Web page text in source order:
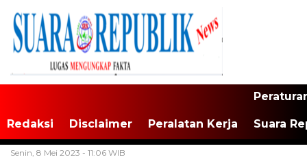
Redaksi Disclaimer Peralatan Kerja Suara
Senin, 8 Mei 2023 - 11:06 WIB